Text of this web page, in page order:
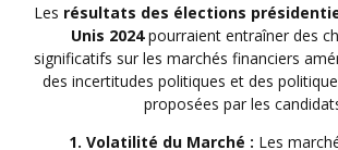
Les résultats des élections
Unis 2024pourraient entraîner des
significatifs sur les marchés financiers
des incertitudes politiques et des
proposées par les
1. Volatilité du Marché : Les